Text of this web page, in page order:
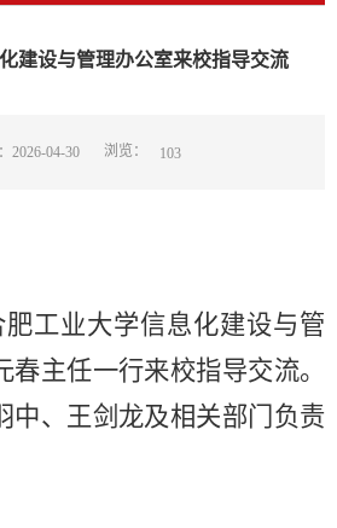
建设与管理办公室来校指导交流
2026-04-30 浏览： 103
肥工业大学信息化建设与管
春主任一行来校指导交流。
中、王剑龙及相关部门负责